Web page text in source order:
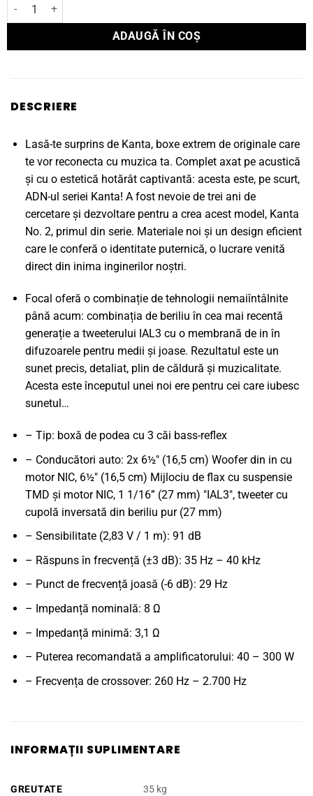
Cantitate Boxă Focal de podea KANTA N°2
ADAUGĂ ÎN COȘ
DESCRIERE
Lasă-te surprins de Kanta, boxe extrem de originale care
te vor reconecta cu muzica ta. Complet axat pe acustică
și cu o estetică hotărât captivantă: acesta este, pe scurt,
ADN-ul seriei Kanta! A fost nevoie de trei ani de
cercetare și dezvoltare pentru a crea acest model, Kanta
No. 2, primul din serie. Materiale noi și un design eficient
care le conferă o identitate puternică, o lucrare venită
direct din inima inginerilor noștri.
Focal oferă o combinație de tehnologii nemaiîntâlnite
până acum: combinația de beriliu în cea mai recentă
generație a tweeterului IAL3 cu o membrană de in în
difuzoarele pentru medii și joase. Rezultatul este un
sunet precis, detaliat, plin de căldură și muzicalitate.
Acesta este începutul unei noi ere pentru cei care iubesc
sunetul…
– Tip: boxă de podea cu 3 căi bass-reflex
– Conducători auto: 2x 6½" (16,5 cm) Woofer din in cu
motor NIC, 6½" (16,5 cm) Mijlociu de flax cu suspensie
TMD și motor NIC, 1 1/16” (27 mm) "IAL3", tweeter cu
cupolă inversată din beriliu pur (27 mm)
– Sensibilitate (2,83 V / 1 m): 91 dB
– Răspuns în frecvență (±3 dB): 35 Hz – 40 kHz
– Punct de frecvență joasă (-6 dB): 29 Hz
– Impedanță nominală: 8 Ω
– Impedanță minimă: 3,1 Ω
– Puterea recomandată a amplificatorului: 40 – 300 W
– Frecvența de crossover: 260 Hz – 2.700 Hz
INFORMAȚII SUPLIMENTARE
GREUTATE
35 kg